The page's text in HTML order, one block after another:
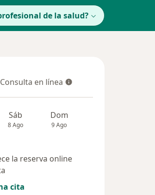
de la salud?
en línea
Consulta en línea
Sáb
8 Ago
Dom
9 Ago
la reserva online
cita